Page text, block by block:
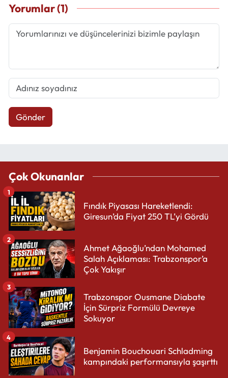
Yorumlar (1)
Gönder
Çok Okunanlar
Fındık Piyasası Hareketlendi:
Giresun’da Fiyat 250 TL’yi Gördü
1
Ahmet Ağaoğlu’ndan Mohamed
Salah Açıklaması: Trabzonspor’a
Çok Yakışır
2
Trabzonspor Ousmane Diabate
İçin Sürpriz Formülü Devreye
Sokuyor
3
Benjamin Bouchouari Schladming
kampındaki performansıyla şaşırttı
4